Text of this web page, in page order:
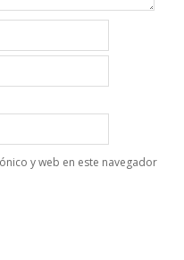
y web en este navegador